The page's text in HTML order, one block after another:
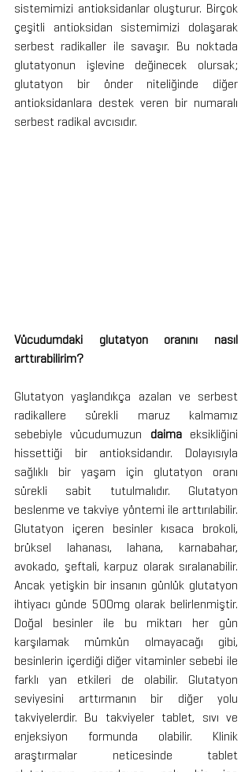
sistemimizi antioksidanlar oluşturur. Birçok
çeşitli antioksidan sistemimizi dolaşarak
serbest radikaller ile savaşır. Bu noktada
glutatyonun işlevine değinecek olursak;
glutatyon bir önder niteliğinde diğer
antioksidanlara destek veren bir numaralı
serbest radikal avcısıdır.
Vücudumdaki glutatyon oranını nasıl
arttırabilirim?
Glutatyon yaşlandıkça azalan ve serbest
radikallere sürekli maruz kalmamız
sebebiyle vücudumuzun daima eksikliğini
hissettiği bir antioksidandır. Dolayısıyla
sağlıklı bir yaşam için glutatyon oranı
sürekli sabit tutulmalıdır. Glutatyon
beslenme ve takviye yöntemi ile arttırılabilir.
Glutatyon içeren besinler kısaca brokoli,
brüksel lahanası, lahana, karnabahar,
avokado, şeftali, karpuz olarak sıralanabilir.
Ancak yetişkin bir insanın günlük glutatyon
ihtiyacı günde 500mg olarak belirlenmiştir.
Doğal besinler ile bu miktarı her gün
karşılamak mümkün olmayacağı gibi,
besinlerin içerdiği diğer vitaminler sebebi ile
farklı yan etkileri de olabilir. Glutatyon
seviyesini arttırmanın bir diğer yolu
takviyelerdir. Bu takviyeler tablet, sıvı ve
enjeksiyon formunda olabilir. Klinik
araştırmalar neticesinde tablet